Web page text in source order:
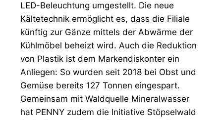
LED-Beleuchtung umgestellt. Die neue
Kältetechnik ermöglicht es, dass die Filiale
künftig zur Gänze mittels der Abwärme der
Kühlmöbel beheizt wird. Auch die Reduktion
von Plastik ist dem Markendiskonter ein
Anliegen: So wurden seit 2018 bei Obst und
Gemüse bereits 127 Tonnen eingespart.
Gemeinsam mit Waldquelle Mineralwasser
hat PENNY zudem die Initiative Stöpselwald